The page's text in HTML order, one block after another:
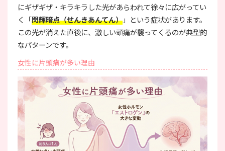
にギザギザ・キラキラした光があらわれて徐々に広がってい
く「閃輝暗点（せんきあんてん）」という症状があります。
この光が消えた直後に、激しい頭痛が襲ってくるのが典型的
なパターンです。
女性に片頭痛が多い理由